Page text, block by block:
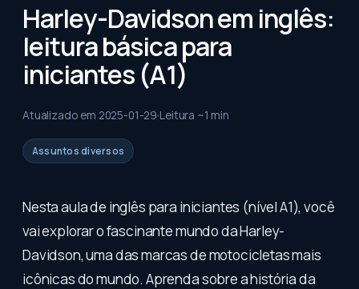
Harley-Davidson em inglês:
leitura básica para
iniciantes (A1)
Atualizado em 2025-01-29 Leitura ~1 min
Assuntos diversos
Nesta aula de inglês para iniciantes (nível A1), você
vai explorar o fascinante mundo da Harley-
Davidson, uma das marcas de motocicletas mais
icônicas do mundo. Aprenda sobre a história da